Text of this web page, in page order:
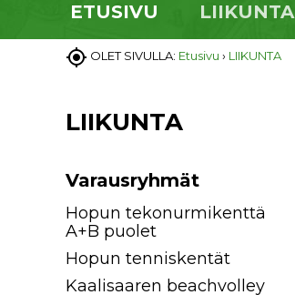
ETUSIVU LIIKUNTA
 OLET SIVULLA: Etusivu › LIIKUNTA
LIIKUNTA
Varausryhmät
Hopun tekonurmikenttä
A+B puolet
Hopun tenniskentät
Kaalisaaren beachvolley